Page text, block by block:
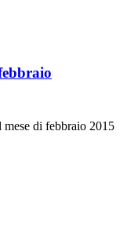
di febbraio 2015